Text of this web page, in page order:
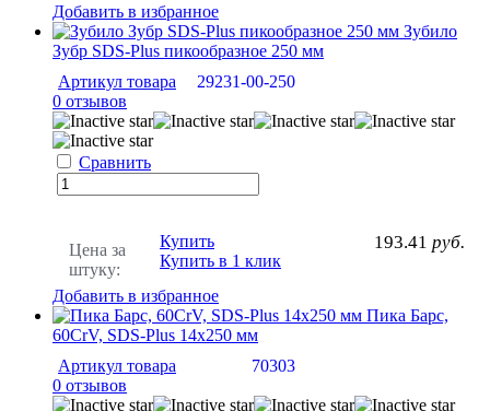
Добавить в избранное
Зубило
Зубр SDS-Plus пикообразное 250 мм
Артикул товара
29231-00-250
0 отзывов
Сравнить
Цена за
штуку:
193.41 руб.
Купить
Купить в 1 клик
Добавить в избранное
Пика Барс,
60CrV, SDS-Plus 14х250 мм
Артикул товара
70303
0 отзывов